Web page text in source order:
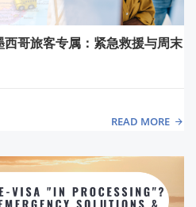
哥旅客专属：紧急救援与周末
READ MORE